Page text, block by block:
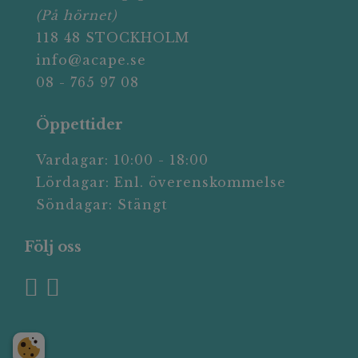
(På hörnet)
118 48 STOCKHOLM
info@acape.se
08 - 765 97 08
Öppettider
Vardagar: 10:00 - 18:00
Lördagar: Enl. överenskommelse
Söndagar: Stängt
Följ oss